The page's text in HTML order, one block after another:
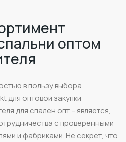
оптом
в пользу выбора
для оптовой закупки
для спален опт – является,
с проверенными
и фабриками. Не секрет, что